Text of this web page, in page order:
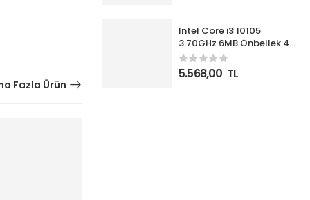
Intel Core i3 10105
3.70GHz 6MB Önbellek 4
Çekirdek 1200 14nm Box
İşlemci (Fanlı)
5.568,00 TL
Fazla Ürün